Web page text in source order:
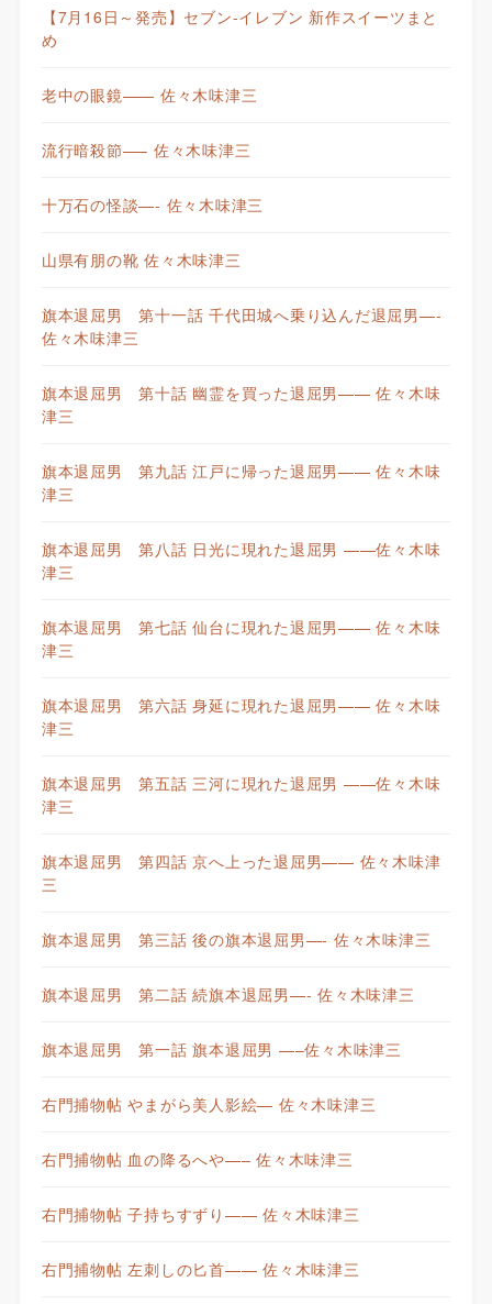
【7月16日～発売】セブン-イレブン 新作スイーツまと
め
老中の眼鏡—— 佐々木味津三
流行暗殺節—– 佐々木味津三
十万石の怪談—- 佐々木味津三
山県有朋の靴 佐々木味津三
旗本退屈男 第十一話 千代田城へ乗り込んだ退屈男—-
佐々木味津三
旗本退屈男 第十話 幽霊を買った退屈男—— 佐々木味
津三
旗本退屈男 第九話 江戸に帰った退屈男—— 佐々木味
津三
旗本退屈男 第八話 日光に現れた退屈男 ——佐々木味
津三
旗本退屈男 第七話 仙台に現れた退屈男—— 佐々木味
津三
旗本退屈男 第六話 身延に現れた退屈男—— 佐々木味
津三
旗本退屈男 第五話 三河に現れた退屈男 ——佐々木味
津三
旗本退屈男 第四話 京へ上った退屈男—— 佐々木味津
三
旗本退屈男 第三話 後の旗本退屈男—- 佐々木味津三
旗本退屈男 第二話 続旗本退屈男—- 佐々木味津三
旗本退屈男 第一話 旗本退屈男 —–佐々木味津三
右門捕物帖 やまがら美人影絵— 佐々木味津三
右門捕物帖 血の降るへや—– 佐々木味津三
右門捕物帖 子持ちすずり—— 佐々木味津三
右門捕物帖 左刺しの匕首—— 佐々木味津三